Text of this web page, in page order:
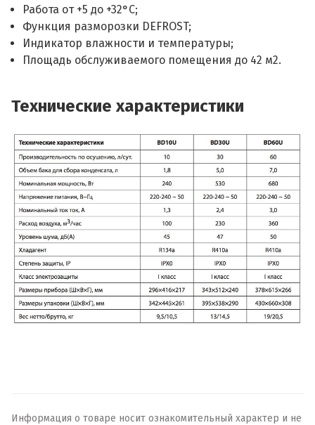
Работа от +5 до +32°С;
Функция разморозки DEFROST;
Индикатор влажности и температуры;
Площадь обслуживаемого помещения до 42 м2.
Технические характеристики
Информация о товаре носит ознакомительный характер и не